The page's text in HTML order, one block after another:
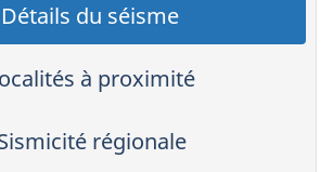
Détails du séisme
à proximité
régionale